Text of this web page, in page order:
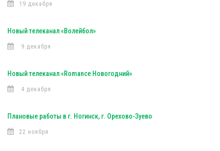
19 декабря
Новый телеканал «Волейбол»
9 декабря
Новый телеканал «Romance Новогодний»
4 декабря
Плановые работы в г. Ногинск, г. Орехово-Зуево
22 ноября